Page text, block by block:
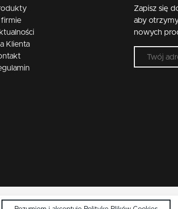
firmie
Klienta
Zapisz się
aby
nowych
przwa zastrzeżone.